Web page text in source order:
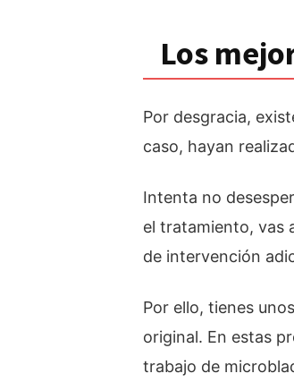
Los
Por desgracia,
caso, hayan
Intenta no
el tratamiento, vas
de intervención
Por ello, tienes
original. En estas
trabajo de